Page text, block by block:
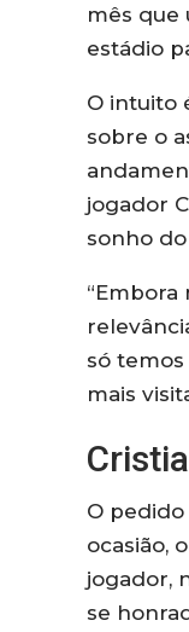
mês que
estádio
O intuito
sobre o
jogador
sonho
só
mais
O
ocasião,
jogador,
se